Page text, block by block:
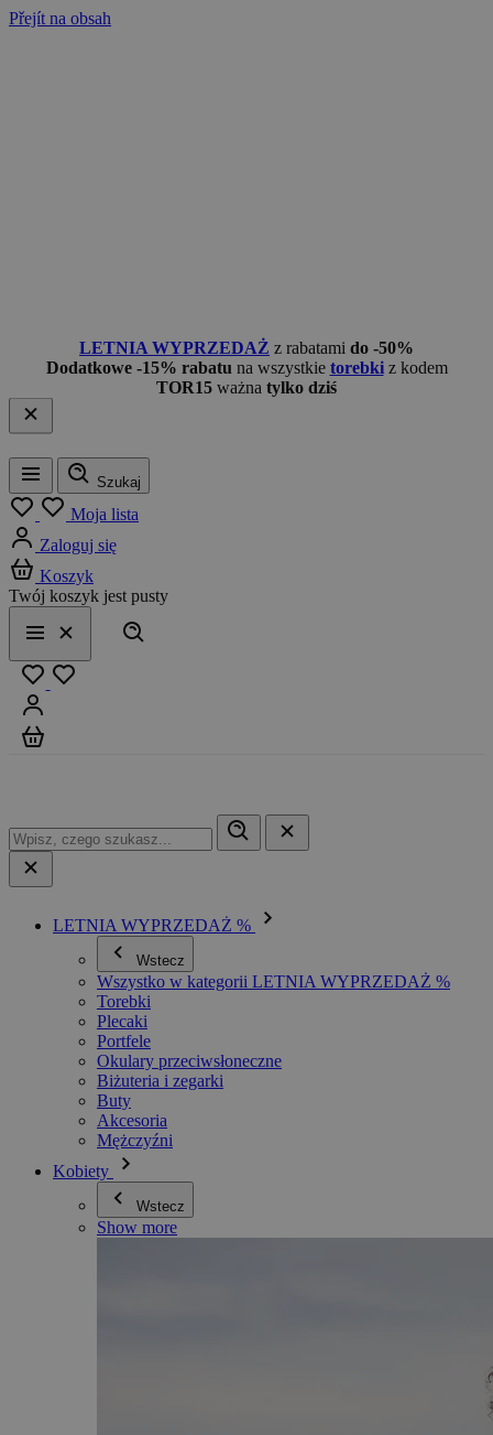
Přejít na obsah
LETNIA WYPRZEDAŻ z rabatami do -50%
Dodatkowe -15% rabatu na wszystkie torebkiz kodem
TOR15 ważna tylko dziś
Menu
Szukaj
Moja lista
Zaloguj się
Koszyk
Twój koszyk jest pusty
Menu
Zamknij
LETNIA WYPRZEDAŻ %
Wstecz
Wszystko w kategorii LETNIA WYPRZEDAŻ %
Torebki
Plecaki
Portfele
Okulary przeciwsłoneczne
Biżuteria i zegarki
Buty
Akcesoria
Mężczyźni
Kobiety
Wstecz
Show more